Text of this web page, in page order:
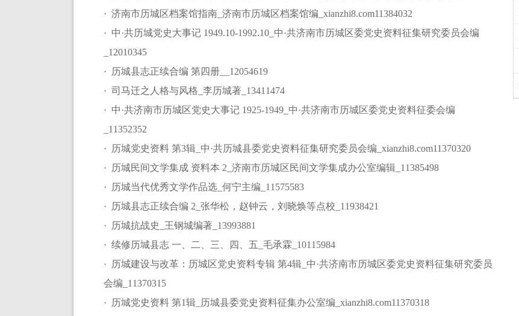
· 济南市历城区档案馆指南_济南市历城区档案馆编_xianzhi8.com11384032
· 中·共历城党史大事记 1949.10-1992.10_中·共济南市历城区委党史资料征集研究委员会编
_12010345
· 历城县志正续合编 第四册__12054619
· 司马迁之人格与风格_李历城著_13411474
· 中·共济南市历城区党史大事记 1925-1949_中·共济南市历城区委党史资料征委会编
_11352352
· 历城党史资料 第3辑_中·共历城县委党史资料征集研究委员会编_xianzhi8.com11370320
· 历城民间文学集成 资料本 2_济南市历城区民间文学集成办公室编辑_11385498
· 历城当代优秀文学作品选_何宁主编_11575583
· 历城县志正续合编 2_张华松，赵钟云，刘晓焕等点校_11938421
· 历城抗战史_王钢城编著_13993881
· 续修历城县志 一、二、三、四、五_毛承霖_10115984
· 历城建设与改革：历城区党史资料专辑 第4辑_中·共济南市历城区委党史资料征集研究委员
会编_11370315
· 历城党史资料 第1辑_历城县委党史资料征集办公室编_xianzhi8.com11370318